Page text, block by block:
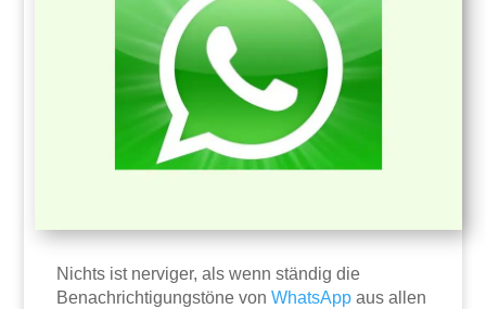
Nichts ist nerviger, als wenn ständig die
Benachrichtigungstöne vonWhatsApp aus allen